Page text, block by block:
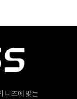
니즈에 맞는